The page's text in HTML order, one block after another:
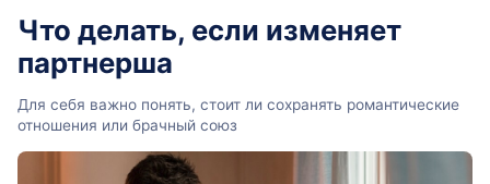
Что делать, если изменяет
партнерша
Для себя важно понять, стоит ли сохранять романтические
отношения или брачный союз